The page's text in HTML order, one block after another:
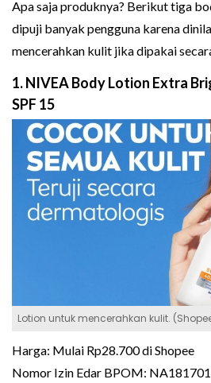
Apa saja produknya? Berikut tiga
dipuji banyak pengguna karena
mencerahkan kulit jika dipakai
1. NIVEA Body Lotion Extra
SPF 15
Lotion untuk mencerahkan kulit.
Harga: Mulai Rp28.700 di Shopee
Nomor Izin Edar BPOM: